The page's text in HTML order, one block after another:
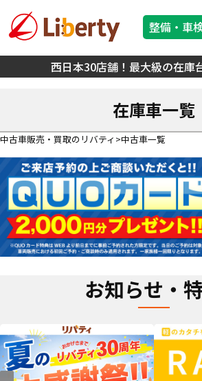
西日本30店舗！最大級の在庫
整備・車
在庫車一覧
中古車販売・買取のリバティ 中古車一覧
お知らせ・